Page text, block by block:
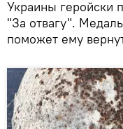
Украины геройски
"За отвагу".
поможет ему